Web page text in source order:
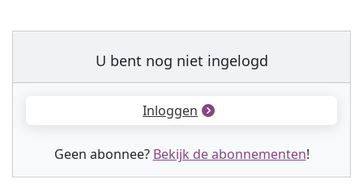
U bent nog niet ingelogd
Inloggen
Geen abonnee? Bekijk de abonnementen!